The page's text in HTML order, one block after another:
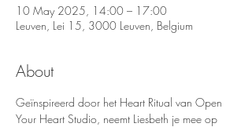
10 May 2025, 14:00 – 17:00
Leuven, Lei 15, 3000 Leuven, Belgium
About
Geïnspireerd door het Heart Ritual van Open
Your Heart Studio, neemt Liesbeth je mee op